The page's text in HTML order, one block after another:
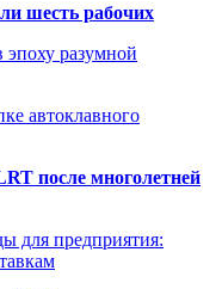
шесть рабочих
эпоху разумной
автоклавного
после многолетней
для предприятия: